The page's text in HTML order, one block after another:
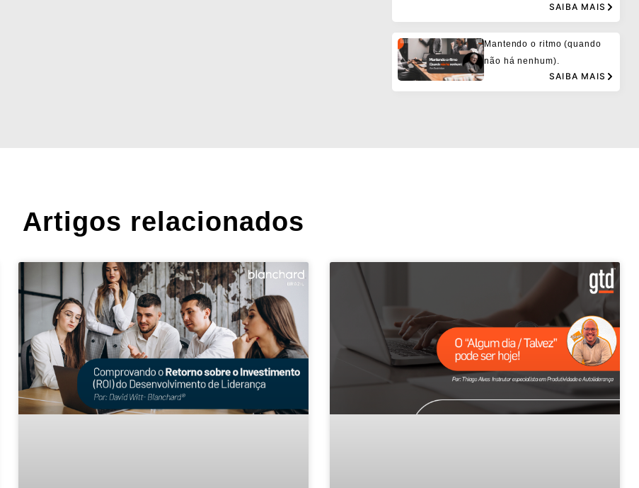
SAIBA MAIS
Mantendo o ritmo (quando
não há nenhum).
SAIBA MAIS
Artigos relacionados